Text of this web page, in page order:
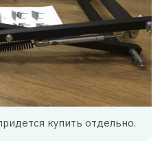
купить отдельно.